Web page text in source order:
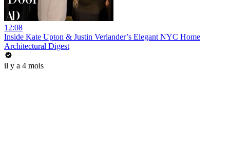
12:08
Inside Kate Upton & Justin Verlander’s Elegant NYC Home
Architectural Digest
il y a 4 mois